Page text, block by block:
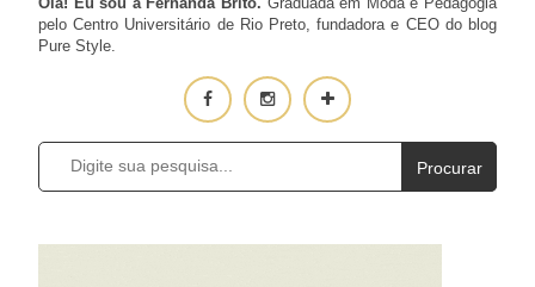
pelo Centro Universitário de Rio Preto, fundadora e CEO do blog
Pure Style.
Procurar